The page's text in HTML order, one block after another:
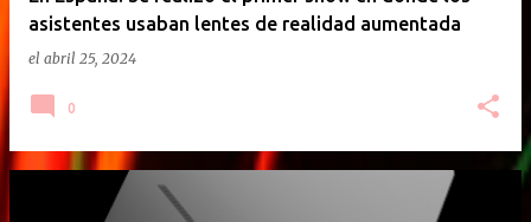
asistentes usaban lentes de realidad aumentada
el abril 25, 2024
0